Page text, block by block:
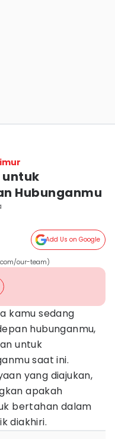
untuk
Hubunganmu
Add Us on Google
our-team)
kamu sedang
hubunganmu,
untuk
saat ini.
yang diajukan,
apakah
bertahan dalam
diakhiri.